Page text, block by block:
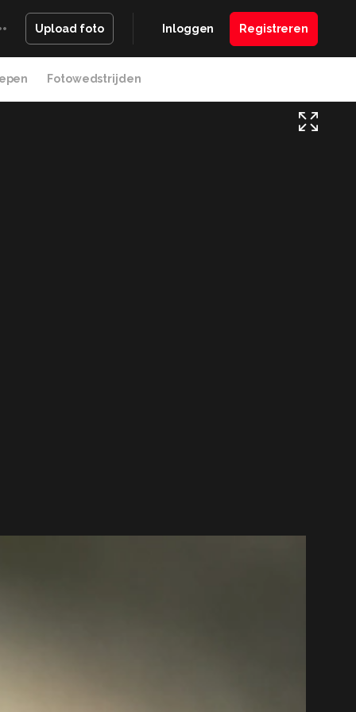
Upload foto Inloggen Registreren
Fotowedstrijden